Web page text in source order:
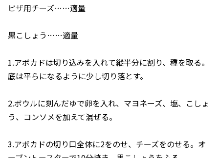
ピザ用チーズ……適量
黒こしょう……適量
1.アボカドは切り込みを入れて縦半分に割り、種を取る。
底は平らになるように少し切り落とす。
2.ボウルに刻んだゆで卵を入れ、マヨネーズ、塩、こしょ
う、コンソメを加えて混ぜる。
3.アボカドの切り口全体に2をのせ、チーズをのせる。オ